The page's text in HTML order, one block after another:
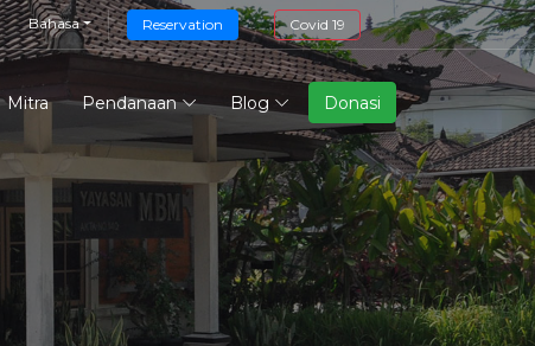
Bahasa Reservation Covid 19
Mitra Pendanaan Blog Donasi